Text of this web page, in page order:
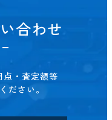
合わせ
点・査定額等
ださい。